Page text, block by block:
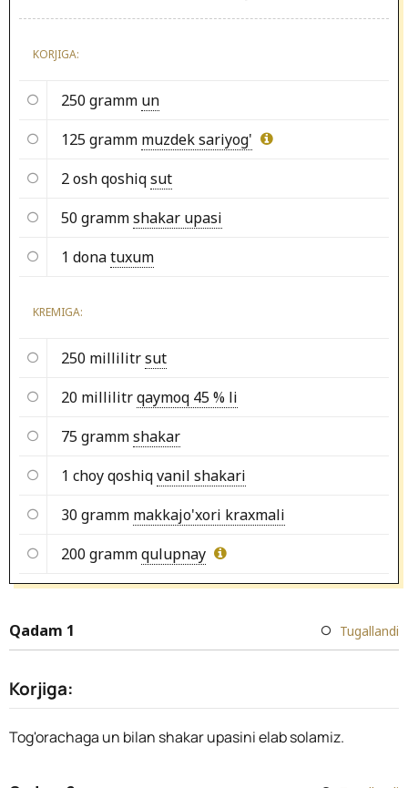
KORJIGA:
250 gramm un
125 gramm muzdek sariyog'
2 osh qoshiqsut
50 grammshakar upasi
1 donatuxum
KREMIGA:
250 millilitrsut
20 millilitrqaymoq 45 % li
75 grammshakar
1 choy qoshiqvanil shakari
30 gramm makkajo'xori kraxmali
200 grammqulupnay
Qadam 1 Tugallandi
Korjiga:
Tog'orachaga un bilan shakar upasini elab solamiz.